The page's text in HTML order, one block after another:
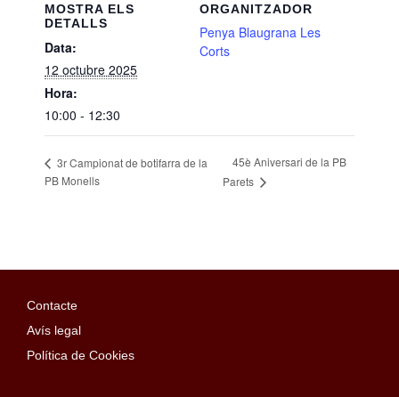
MOSTRA ELS
DETALLS
Data:
12 octubre 2025
Hora:
10:00 - 12:30
ORGANITZADOR
Penya Blaugrana Les
Corts
3r Campionat de botifarra de la
PB Monells
45è Aniversari de la PB
Parets
Contacte
Avís legal
Política de Cookies